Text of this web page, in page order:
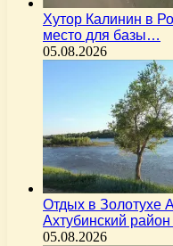
Хутор Калинин в
место для базы…
05.08.2026
Отдых в Золотухе
Ахтубинский
05.08.2026